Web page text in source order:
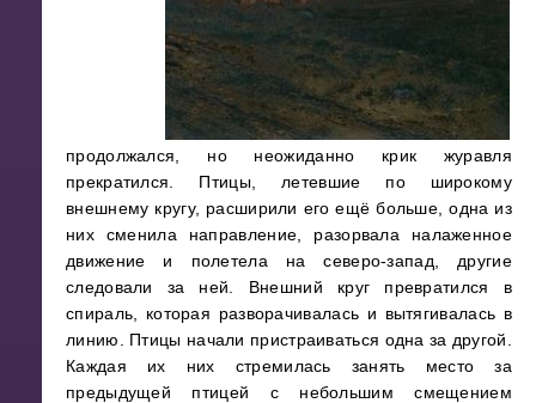
продолжался, но неожиданно крик журавля
прекратился. Птицы, летевшие по широкому
внешнему кругу, расширили его ещё больше, одна из
них сменила направление, разорвала налаженное
движение и полетела на северо-запад, другие
следовали за ней. Внешний круг превратился в
спираль, которая разворачивалась и вытягивалась в
линию. Птицы начали пристраиваться одна за другой.
Каждая их них стремилась занять место за
предыдущей птицей с небольшим смещением